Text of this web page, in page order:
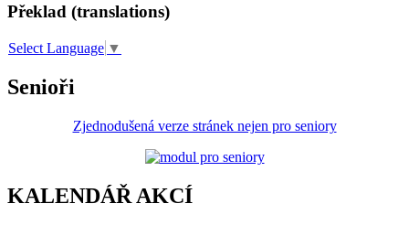
Překlad (translations)
Select Language ▼
Senioři
Zjednodušená verze stránek nejen pro seniory
KALENDÁŘ AKCÍ